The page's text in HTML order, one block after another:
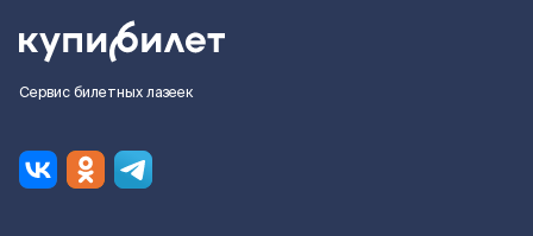
Сервис билетных лазеек